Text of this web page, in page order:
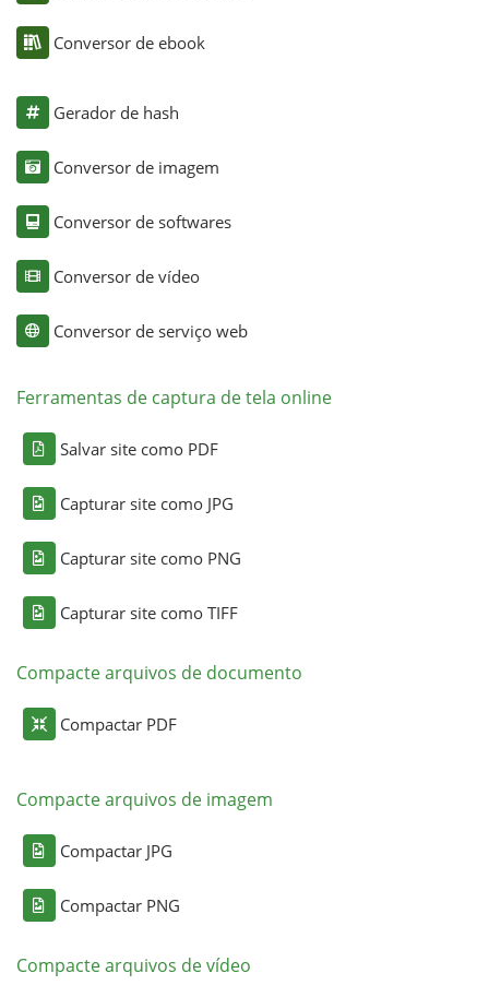
Conversor de ebook
Gerador de hash
Conversor de imagem
Conversor de softwares
Conversor de vídeo
Conversor de serviço web
Ferramentas de captura de tela online
Salvar site como PDF
Capturar site como JPG
Capturar site como PNG
Capturar site como TIFF
Compacte arquivos de documento
Compactar PDF
Compacte arquivos de imagem
Compactar JPG
Compactar PNG
Compacte arquivos de vídeo